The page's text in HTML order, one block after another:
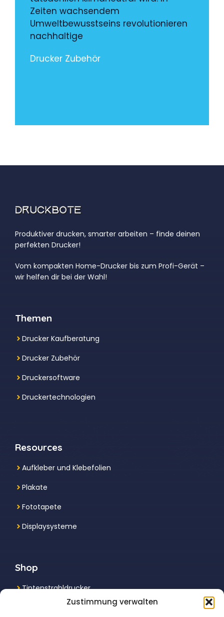
Zustimmung verwalten
Zeiten wachsendem
Umweltbewusstseins revolutionieren
nachhaltige
Drucker Zubehör
Produktiver drucken, smarter arbeiten – finde deinen
perfekten Drucker!
Vom kompakten Home-Drucker bis zum Profi-Gerät –
wir helfen dir bei der Wahl!
Themen
Drucker Kaufberatung
Drucker Zubehör
Druckersoftware
Druckertechnologien
Resources
Aufkleber und Klebefolien
Plakate
Fototapete
Displaysysteme
Shop
Tintenstrahldrucker
Multifunktionsdrucker